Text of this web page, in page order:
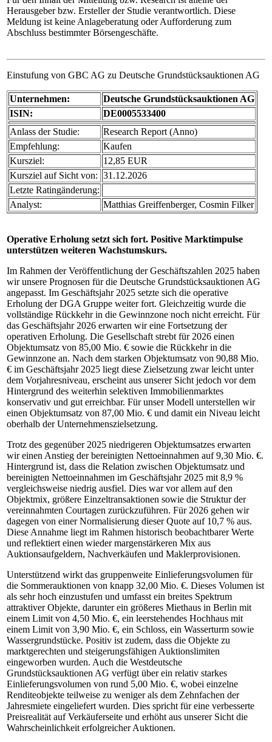
Herausgeber bzw. Ersteller der Studie verantwortlich. Diese
Meldung ist keine Anlageberatung oder Aufforderung zum
Abschluss bestimmter Börsengeschäfte.
Einstufung von GBC AG zu Deutsche Grundstücksauktionen AG
Unternehmen:
Deutsche Grundstücksauktionen AG
ISIN:
DE0005533400
Anlass der Studie:
Research Report (Anno)
Empfehlung:
Kaufen
Kursziel:
12,85 EUR
Kursziel auf Sicht von: 31.12.2026
Letzte Ratingänderung:
Analyst:
Matthias Greiffenberger, Cosmin Filker
Operative Erholung setzt sich fort. Positive Marktimpulse
unterstützen weiteren Wachstumskurs.
Im Rahmen der Veröffentlichung der Geschäftszahlen 2025 haben
wir unsere Prognosen für die Deutsche Grundstücksauktionen AG
angepasst. Im Geschäftsjahr 2025 setzte sich die operative
Erholung der DGA Gruppe weiter fort. Gleichzeitig wurde die
vollständige Rückkehr in die Gewinnzone noch nicht erreicht. Für
das Geschäftsjahr 2026 erwarten wir eine Fortsetzung der
operativen Erholung. Die Gesellschaft strebt für 2026 einen
Objektumsatz von 85,00 Mio. € sowie die Rückkehr in die
Gewinnzone an. Nach dem starken Objektumsatz von 90,88 Mio.
€ im Geschäftsjahr 2025 liegt diese Zielsetzung zwar leicht unter
dem Vorjahresniveau, erscheint aus unserer Sicht jedoch vor dem
Hintergrund des weiterhin selektiven Immobilienmarktes
konservativ und gut erreichbar. Für unser Modell unterstellen wir
einen Objektumsatz von 87,00 Mio. € und damit ein Niveau leicht
oberhalb der Unternehmenszielsetzung.
Trotz des gegenüber 2025 niedrigeren Objektumsatzes erwarten
wir einen Anstieg der bereinigten Nettoeinnahmen auf 9,30 Mio. €.
Hintergrund ist, dass die Relation zwischen Objektumsatz und
bereinigten Nettoeinnahmen im Geschäftsjahr 2025 mit 8,9 %
vergleichsweise niedrig ausfiel. Dies war vor allem auf den
Objektmix, größere Einzeltransaktionen sowie die Struktur der
vereinnahmten Courtagen zurückzuführen. Für 2026 gehen wir
dagegen von einer Normalisierung dieser Quote auf 10,7 % aus.
Diese Annahme liegt im Rahmen historisch beobachtbarer Werte
und reflektiert einen wieder margenstärkeren Mix aus
Auktionsaufgeldern, Nachverkäufen und Maklerprovisionen.
Unterstützend wirkt das gruppenweite Einlieferungsvolumen für
die Sommerauktionen von knapp 32,00 Mio. €. Dieses Volumen ist
als sehr hoch einzustufen und umfasst ein breites Spektrum
attraktiver Objekte, darunter ein größeres Miethaus in Berlin mit
einem Limit von 4,50 Mio. €, ein leerstehendes Hochhaus mit
einem Limit von 3,90 Mio. €, ein Schloss, ein Wasserturm sowie
Wassergrundstücke. Positiv ist zudem, dass die Objekte zu
marktgerechten und steigerungsfähigen Auktionslimiten
eingeworben wurden. Auch die Westdeutsche
Grundstücksauktionen AG verfügt über ein relativ starkes
Einlieferungsvolumen von rund 5,00 Mio. €, wobei einzelne
Renditeobjekte teilweise zu weniger als dem Zehnfachen der
Jahresmiete eingeliefert wurden. Dies spricht für eine verbesserte
Preisrealität auf Verkäuferseite und erhöht aus unserer Sicht die
Wahrscheinlichkeit erfolgreicher Auktionen.